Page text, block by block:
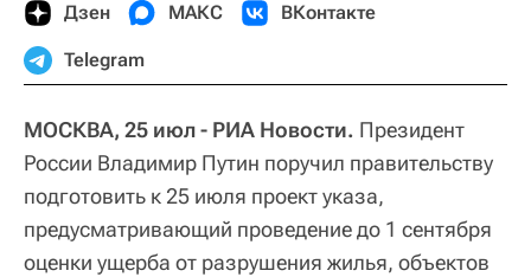
Дзен МАКС ВКонтакте
Telegram
МОСКВА, 25 июл - РИА Новости. Президент
России Владимир Путин поручил правительству
подготовить к 25 июля проект указа,
предусматривающий проведение до 1 сентября
оценки ущерба от разрушения жилья, объектов